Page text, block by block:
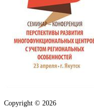
Copyright © 2026